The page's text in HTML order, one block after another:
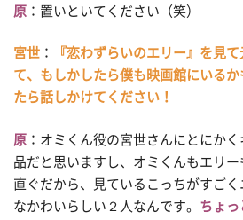
原 ：置いといてください（笑）
宮世 ：
『恋わずらいのエリー』を見
て、もしかしたら僕も映画館にいる
たら話しかけてください！
原 ：オミくん役の宮世さんにとにか
品だと思いますし、オミくんもエリ
直ぐだから、見ているこっちがすご
なかわいらしい２人なんです。 ちょっ